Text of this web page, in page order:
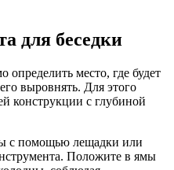
для беседки
определить место, где будет
выровнять. Для этого
конструкции с глубиной
с помощью лещадки или
Положите в ямы